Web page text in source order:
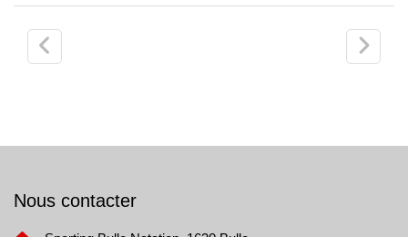
Post
navigation
Nous contacter